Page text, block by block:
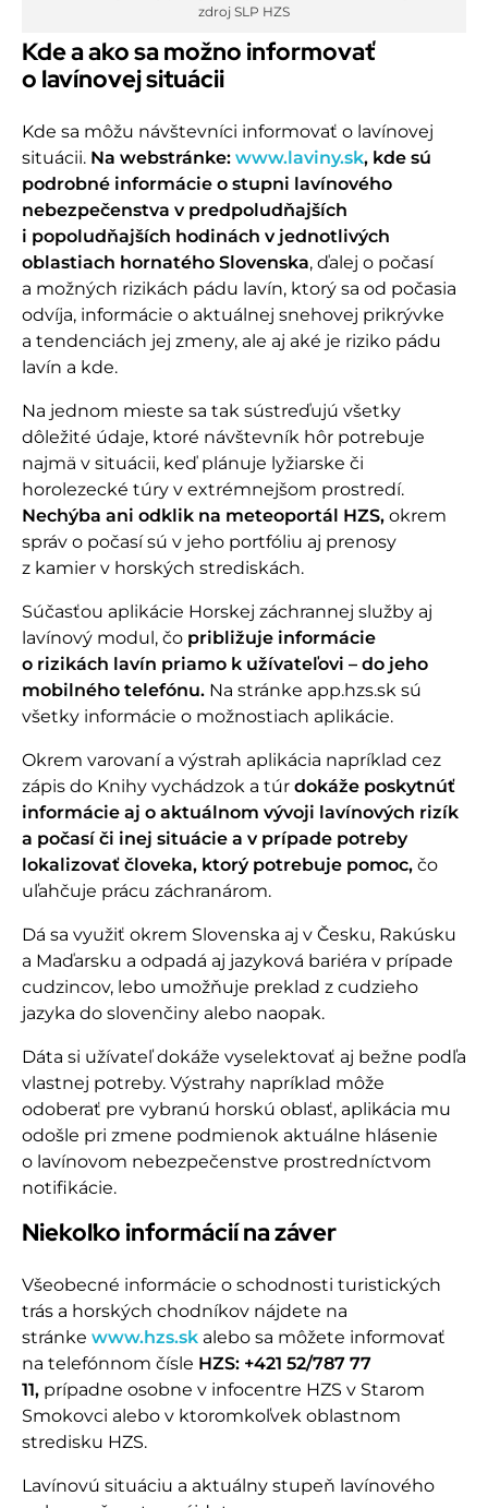
zdroj SLP HZS
Kde a ako sa možno informovať
o lavínovej situácii
Kde sa môžu návštevníci informovať o lavínovej
situácii. Na webstránke: www.laviny.sk, kde sú
podrobné informácie o stupni lavínového
nebezpečenstva v predpoludňajších
i popoludňajších hodinách v jednotlivých
oblastiach hornatého Slovenska, ďalej o počasí
a možných rizikách pádu lavín, ktorý sa od počasia
odvíja, informácie o aktuálnej snehovej prikrývke
a tendenciách jej zmeny, ale aj aké je riziko pádu
lavín a kde.
Na jednom mieste sa tak sústreďujú všetky
dôležité údaje, ktoré návštevník hôr potrebuje
najmä v situácii, keď plánuje lyžiarske či
horolezecké túry v extrémnejšom prostredí.
Nechýba ani odklik na meteoportál HZS, okrem
správ o počasí sú v jeho portfóliu aj prenosy
z kamier v horských strediskách.
Súčasťou aplikácie Horskej záchrannej služby aj
lavínový modul, čo približuje informácie
o rizikách lavín priamo k užívateľovi – do jeho
mobilného telefónu. Na stránke app.hzs.sk sú
všetky informácie o možnostiach aplikácie.
Okrem varovaní a výstrah aplikácia napríklad cez
zápis do Knihy vychádzok a túr dokáže poskytnúť
informácie aj o aktuálnom vývoji lavínových rizík
a počasí či inej situácie a v prípade potreby
lokalizovať človeka, ktorý potrebuje pomoc, čo
uľahčuje prácu záchranárom.
Dá sa využiť okrem Slovenska aj v Česku, Rakúsku
a Maďarsku a odpadá aj jazyková bariéra v prípade
cudzincov, lebo umožňuje preklad z cudzieho
jazyka do slovenčiny alebo naopak.
Dáta si užívateľ dokáže vyselektovať aj bežne podľa
vlastnej potreby. Výstrahy napríklad môže
odoberať pre vybranú horskú oblasť, aplikácia mu
odošle pri zmene podmienok aktuálne hlásenie
o lavínovom nebezpečenstve prostredníctvom
notifikácie.
Niekoľko informácií na záver
Všeobecné informácie o schodnosti turistických
trás a horských chodníkov nájdete na
stránke www.hzs.sk alebo sa môžete informovať
na telefónnom čísle HZS: +421 52/787 77
11, prípadne osobne v infocentre HZS v Starom
Smokovci alebo v ktoromkoľvek oblastnom
stredisku HZS.
Lavínovú situáciu a aktuálny stupeň lavínového